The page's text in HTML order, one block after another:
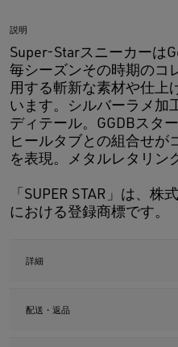
説明
Super-Starスニーカーは
毎シーズンその時期のコ
用する斬新な素材や仕上
います。シルバーラメ加
ディテール。GGDBスタ
ヒールタブとの組合せが
を表現。メタルレタリン
「SUPER STAR」は、
における登録商標です。
詳細
配送・返品